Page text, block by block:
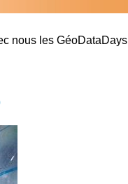
nous les GéoDataDays